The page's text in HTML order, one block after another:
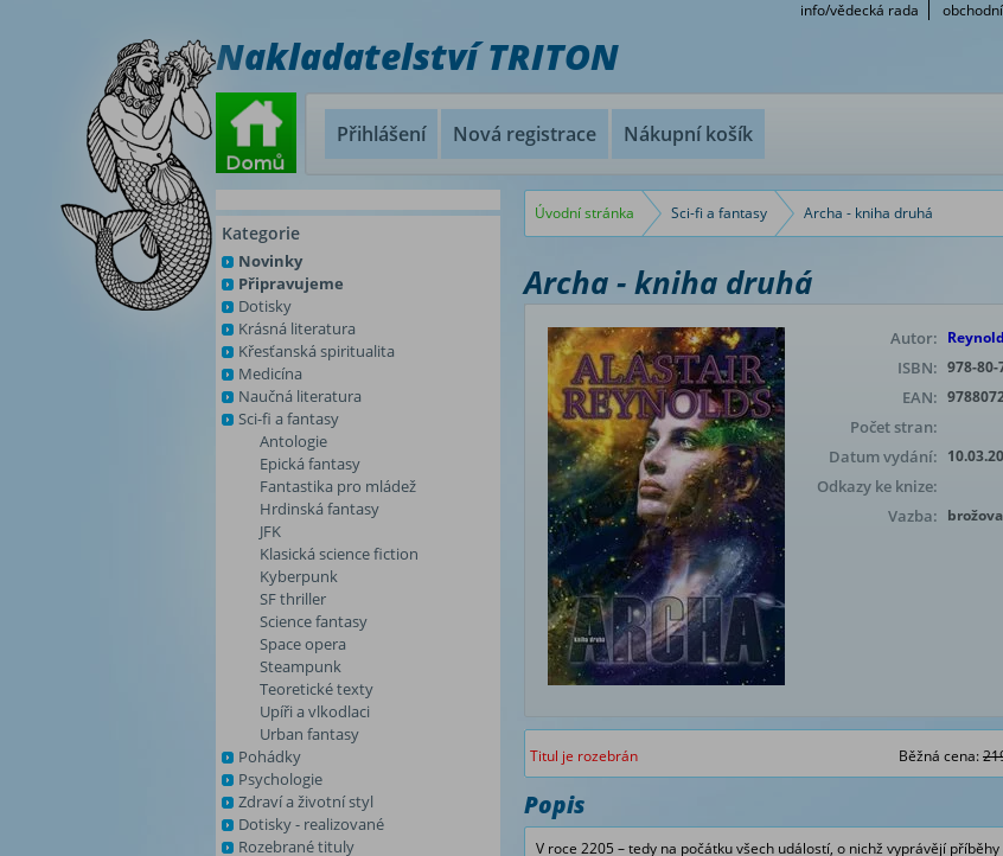
info/vědecká rada
Nakladatelství TRITON
Přihlášení Nová registrace Nákupní košík
Kategorie
Novinky
Připravujeme
Dotisky
Krásná literatura
Křesťanská spiritualita
Medicína
Naučná literatura
Sci-fi a fantasy
Antologie
Epická fantasy
Fantastika pro mládež
Hrdinská fantasy
JFK
Klasická science fiction
Kyberpunk
SF thriller
Science fantasy
Space opera
Steampunk
Teoretické texty
Upíři a vlkodlaci
Urban fantasy
Pohádky
Psychologie
Zdraví a životní styl
Dotisky - realizované
Rozebrané tituly
Úvodní stránka Sci-fi a fantasy Archa - kniha druhá
Archa - kniha druhá
Autor:
ISBN: 978-80-
EAN:
Počet stran:
Datum vydání:
Odkazy ke knize:
Vazba:
Titul je rozebrán Běžná cena:
Popis
V roce 2205 – tedy na počátku všech událostí, o nichž vyprávějí